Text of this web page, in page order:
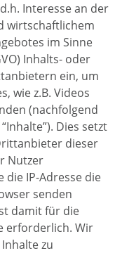
Interesse an der
wirtschaftlichem
im Sinne
Inhalts- oder
ein, um
wie z.B. Videos
(nachfolgend
Dies setzt
dieser
Nutzer
die IP-Adresse die
senden
damit für die
erforderlich. Wir
zu